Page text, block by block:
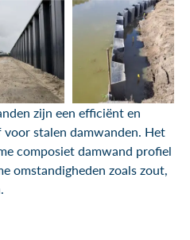
zijn een efficiënt en
stalen damwanden. Het
composiet damwand profiel
omstandigheden zoals zout,